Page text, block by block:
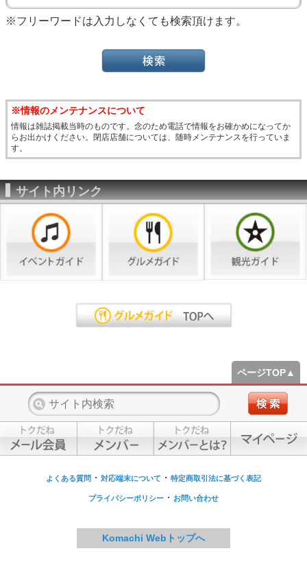
※フリーワードは入力しなくても検索頂けます。
※情報のメンテナンスについて
情報は雑誌掲載当時のものです。念のため電話で情報をお確かめになってか
らお出かけください。閉店店舗については、随時メンテナンスを行っていま
す。
サイト内リンク
ページTOP▲
よくある質問 ・ 対応端末について ・ 特定商取引法に基づく表記
プライバシーポリシー ・ お問い合わせ
Komachi Webトップへ